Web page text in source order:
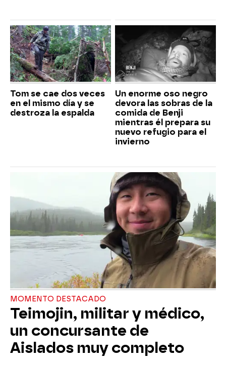
Tom se cae dos veces
en el mismo día y se
destroza la espalda
Un enorme oso negro
devora las sobras de la
comida de Benji
mientras él prepara su
nuevo refugio para el
invierno
MOMENTO DESTACADO
Teimojin, militar y médico,
un concursante de
Aislados muy completo